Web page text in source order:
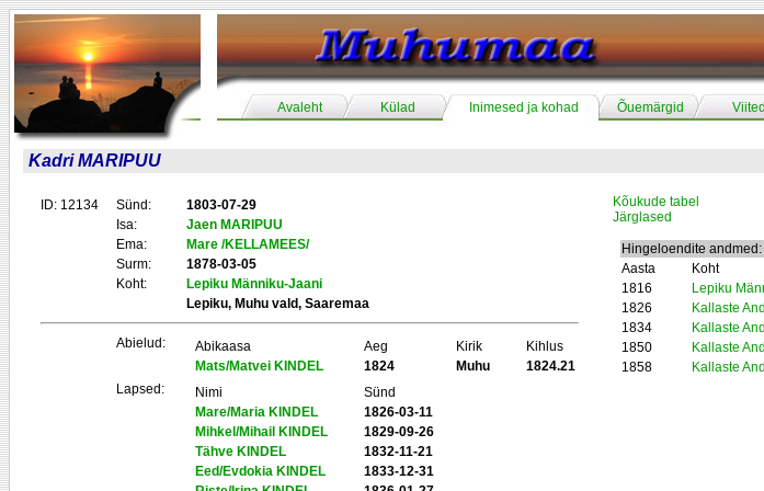
Avaleht Külad Inimesed ja kohad Õuemärgid Viited
Kadri MARIPUU
ID: 12134 Sünd:
1803-07-29
Isa:
Jaen MARIPUU
Ema:
Mare /KELLAMEES/
Surm:
1878-03-05
Koht:
Lepiku Männiku-Jaani
Lepiku, Muhu vald, Saaremaa
Abielud: Abikaasa Aeg Kirik
Kihlus
Mats/Matvei KINDEL
1824 Muhu
1824.21
Lapsed:
Nimi
Sünd
Mare/Maria KINDEL
1826-03-11
Mihkel/Mihail KINDEL
1829-09-26
Tähve KINDEL
1832-11-21
Eed/Evdokia KINDEL
1833-12-31
Kõukude tabel
Järglased
Hingeloendite andmed:
Aasta
Koht
1816
Lepiku
1826
Kallaste
1834
Kallaste
1850
Kallaste
1858
Kallaste